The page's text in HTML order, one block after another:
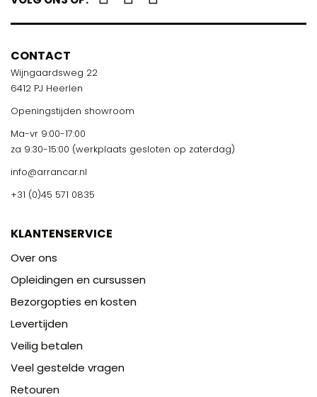
CONTACT
Wijngaardsweg 22
6412 PJ Heerlen
Openingstijden showroom
Ma-vr 9:00-17:00
za 9:30-15:00 (werkplaats gesloten op zaterdag)
info@arrancar.nl
+31 (0)45 571 0835
KLANTENSERVICE
Over ons
Opleidingen en cursussen
Bezorgopties en kosten
Levertijden
Veilig betalen
Veel gestelde vragen
Retouren